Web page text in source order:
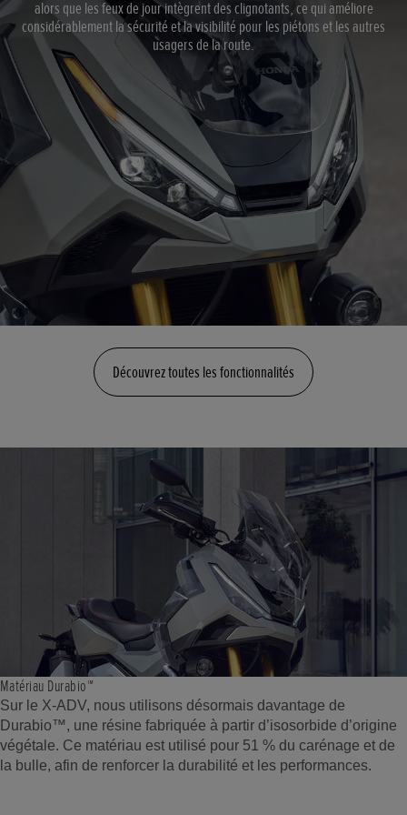
alors que les feux de jour intègrent des clignotants, ce qui améliore
considérablement la sécurité et la visibilité pour les piétons et les autres
usagers de la route.
Découvrez toutes les fonctionnalités
Matériau Durabio™
Sur le X-ADV, nous utilisons désormais davantage de
Durabio™, une résine fabriquée à partir d’isosorbide d’origine
végétale. Ce matériau est utilisé pour 51 % du carénage et de
la bulle, afin de renforcer la durabilité et les performances.